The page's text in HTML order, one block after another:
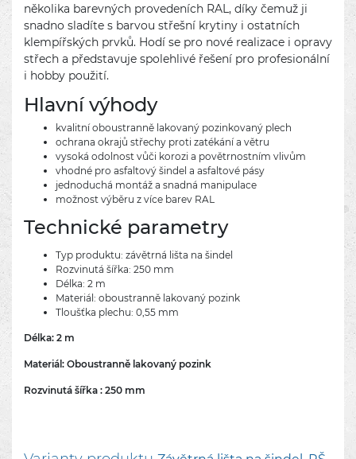
několika barevných provedeních RAL, díky čemuž ji
snadno sladíte s barvou střešní krytiny i ostatních
klempířských prvků. Hodí se pro nové realizace i opravy
střech a představuje spolehlivé řešení pro profesionální
i hobby použití.
Hlavní výhody
kvalitní oboustranně lakovaný pozinkovaný plech
ochrana okrajů střechy proti zatékání a větru
vysoká odolnost vůči korozi a povětrnostním vlivům
vhodné pro asfaltový šindel a asfaltové pásy
jednoduchá montáž a snadná manipulace
možnost výběru z více barev RAL
Technické parametry
Typ produktu: závětrná lišta na šindel
Rozvinutá šířka: 250 mm
Délka: 2 m
Materiál: oboustranně lakovaný pozink
Tloušťka plechu: 0,55 mm
Délka: 2 m
Materiál: Oboustranně lakovaný pozink
Rozvinutá šířka : 250 mm